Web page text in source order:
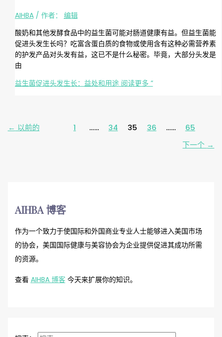
AIHBA/ 作者：
编辑
酸奶和其他发酵食品中的益生菌可能对肠道健康有益。但益生菌能
促进头发生长吗？吃富含蛋白质的食物或使用含有这种必需营养素
的护发产品对头发有益，这已不是什么秘密。毕竟，大部分头发是
由
益生菌促进头发生长：益处和用途阅读更多 ”
← 以前的 1 …… 34 35 36 ……
65
下一个 →
AIHBA 博客
作为一个致力于使国际和外国商业专业人士能够进入美国市场
的协会，美国国际健康与美容协会为企业提供促进其成功所需
的资源。
查看 AIHBA 博客今天来扩展你的知识。